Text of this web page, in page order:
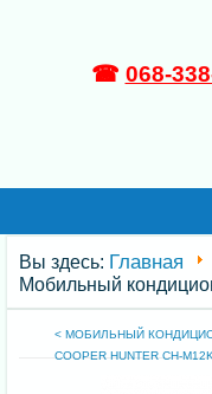
☎ 068-
Вы здесь: Главная
Мобильный
< МОБИЛЬНЫЙ
COOPER HUNTER CH-